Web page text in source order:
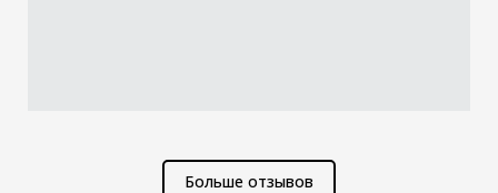
Больше отзывов